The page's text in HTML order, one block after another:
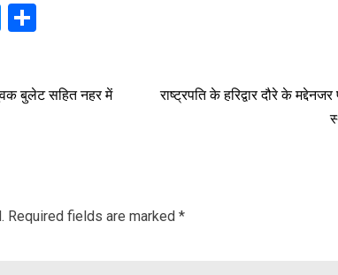
Messenger
Share
बुलेट सहित नहर में
राष्ट्रपति के हरिद्वार दौरे के
Required fields are marked *